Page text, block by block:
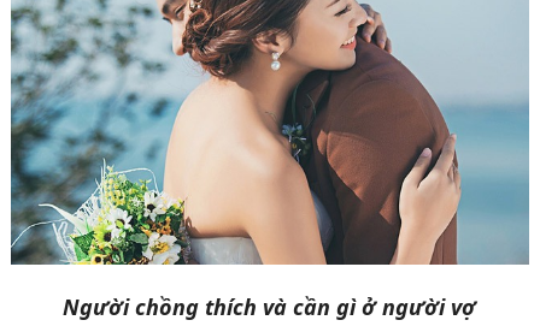
Người chồng thích và cần gì ở người vợ